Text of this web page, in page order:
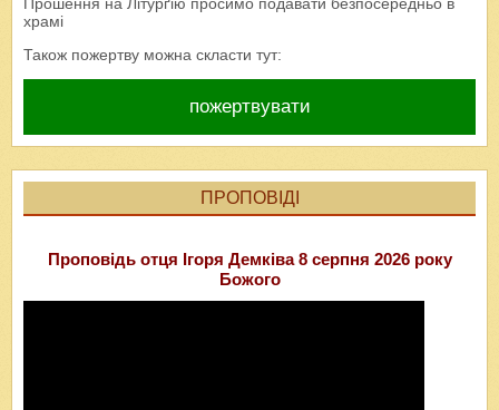
Прошення на Літурґію просимо подавати безпосередньо в
храмі
Також пожертву можна скласти тут:
пожертвувати
ПРОПОВІДІ
Проповідь отця Ігоря Демківа 8 серпня 2026 року
Божого